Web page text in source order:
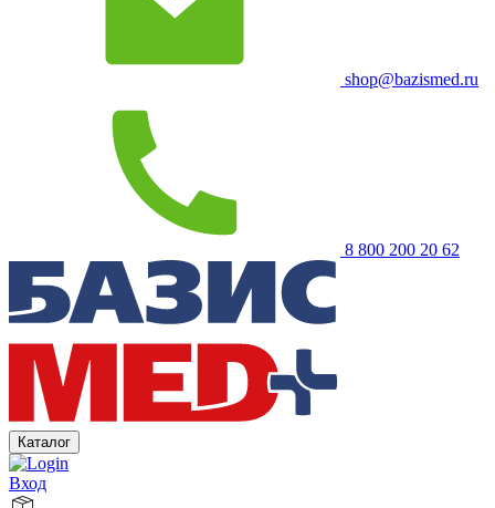
shop@bazismed.ru
8 800 200 20 62
Каталог
Вход